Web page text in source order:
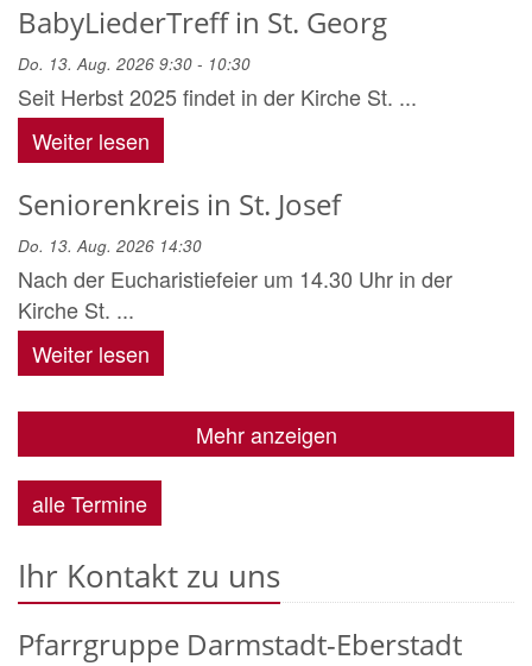
BabyLiederTreff in St. Georg
Do. 13. Aug. 2026 9:30 - 10:30
Seit Herbst 2025 findet in der Kirche St. ...
Weiter lesen
Seniorenkreis in St. Josef
Do. 13. Aug. 2026 14:30
Nach der Eucharistiefeier um 14.30 Uhr in der
Kirche St. ...
Weiter lesen
Mehr anzeigen
alle Termine
Ihr Kontakt zu uns
Pfarrgruppe Darmstadt-Eberstadt